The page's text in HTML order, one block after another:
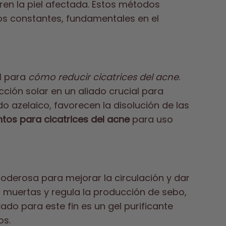
la piel afectada. Estos métodos
constantes, fundamentales en el
para cómo reducir cicatrices del acne.
solar en un aliado crucial para
azelaico, favorecen la disolución de las
para cicatrices del acnepara uso
para mejorar la circulación y dar
y regula la producción de sebo,
para este fin es un gel purificante